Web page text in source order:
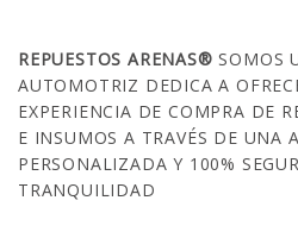
REPUESTOS ARENAS®SOMOS
AUTOMOTRIZ DEDICA A
EXPERIENCIA DE COMPRA DE
E INSUMOS A TRAVÉS DE UNA
PERSONALIZADA Y 100%
TRANQUILIDAD